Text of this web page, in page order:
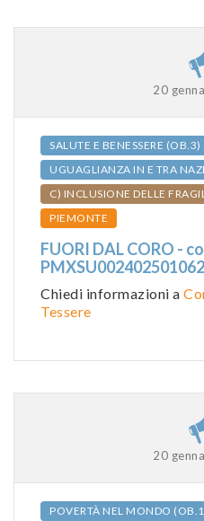
20
SALUTE E BENESSERE (OB.3)
UGUAGLIANZA IN E TRA
C) INCLUSIONE DELLE
PIEMONTE
FUORI DAL CORO -
Chiedi informazioni a
Tessere
20
POVERTÀ NEL MONDO